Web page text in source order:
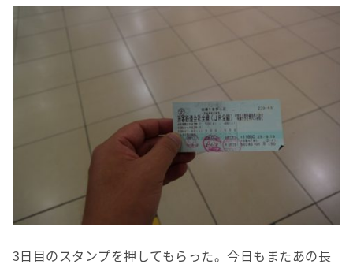
3日目のスタンプを押してもらった。今日もまたあの長